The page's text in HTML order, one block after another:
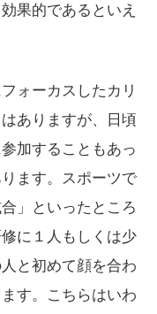
果的であるといえ
ォーカスしたカリ
ありますが、日頃
加することもあっ
ます。スポーツで
」といったところ
に１人もしくは少
と初めて顔を合わ
す。こちらはいわ